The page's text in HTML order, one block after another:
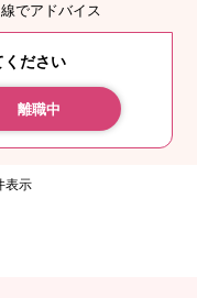
でアドバイス
ください
離職中
表示